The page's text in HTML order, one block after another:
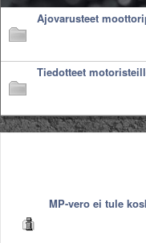
Säännöt ja ohjeet
Uudet videot
MYYDÄÄN
Haku
TIETOPANKKI
TAPAHTUMAT
Ajovarusteet
Tiedotteet
MP-vero ei tule